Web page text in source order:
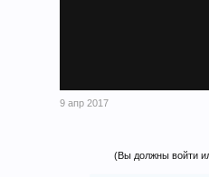
9 апр 2017
(Вы должны войти